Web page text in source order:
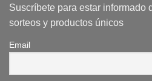
Suscríbete para estar informado
sorteos y productos únicos
Email